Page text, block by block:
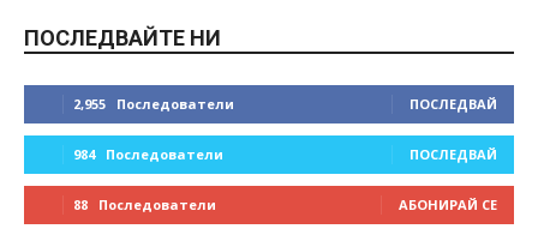
ПОСЛЕДВАЙТЕ НИ
2,955 Последователи ПОСЛЕДВАЙ
984 Последователи ПОСЛЕДВАЙ
88 Последователи АБОНИРАЙ СЕ